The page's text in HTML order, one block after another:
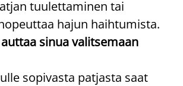
tuulettaminen tai
hajun haihtumista.
sinua valitsemaan
sopivasta patjasta saat